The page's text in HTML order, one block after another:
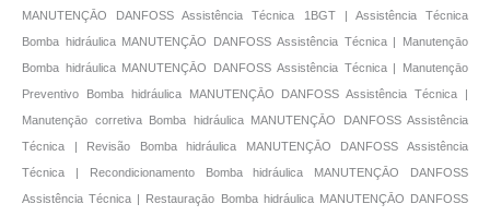
MANUTENÇĀO DANFOSS Assistência Técnica 1BGT | Assistência Técnica
Bomba hidráulica MANUTENÇĀO DANFOSS Assistência Técnica | Manutençāo
Bomba hidráulica MANUTENÇĀO DANFOSS Assistência Técnica | Manutençāo
Preventivo Bomba hidráulica MANUTENÇĀO DANFOSS Assistência Técnica |
Manutençāo corretiva Bomba hidráulica MANUTENÇĀO DANFOSS Assistência
Técnica | Revisão Bomba hidráulica MANUTENÇĀO DANFOSS Assistência
Técnica | Recondicionamento Bomba hidráulica MANUTENÇĀO DANFOSS
Assistência Técnica | Restauraçāo Bomba hidráulica MANUTENÇĀO DANFOSS